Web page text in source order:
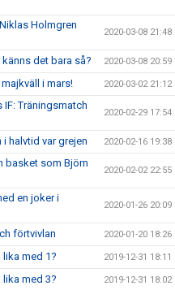
Holmgren
2020-03-08 21:48
det bara så? 2020-03-08 20:59
i mars! 2020-03-02 21:12
Träningsmatch
2020-02-29 17:54
halvtid var grejen 2020-02-16 19:38
basket som Björn
2020-02-02 22:55
en joker i
2020-01-26 20:09
förtvivlan 2020-01-20 18:26
lika med 1? 2019-12-31 18:11
lika med 3? 2019-12-31 18:02